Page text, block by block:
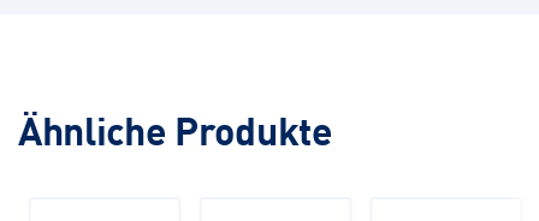
Ähnliche Produkte